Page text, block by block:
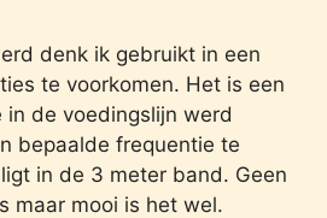
denk ik gebruikt in een
te voorkomen. Het is een
in de voedingslijn werd
bepaalde frequentie te
in de 3 meter band. Geen
maar mooi is het wel.